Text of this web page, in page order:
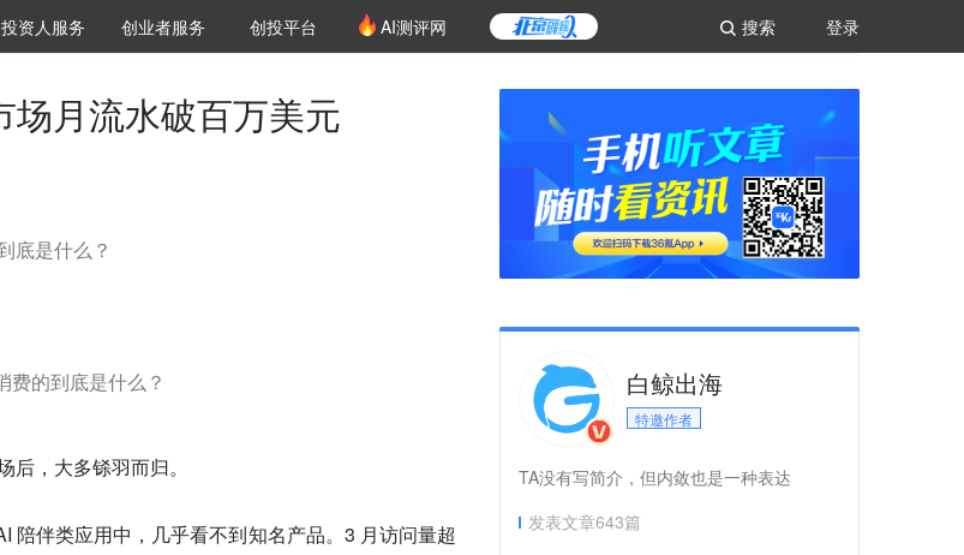
登录
搜索
投资机构库
资机构职位推介
投资人服务 创投氪堂
创业者服务 创投平台 AI测评网
月流水破百万美元
底是什么？
费的到底是什么？
，大多铩羽而归。
陪伴类应用中，几乎看不到知名产品。3 月访问量超
白鲸出海
特邀作者
TA没有写简介，但内敛也是一种表达
发表文章643篇